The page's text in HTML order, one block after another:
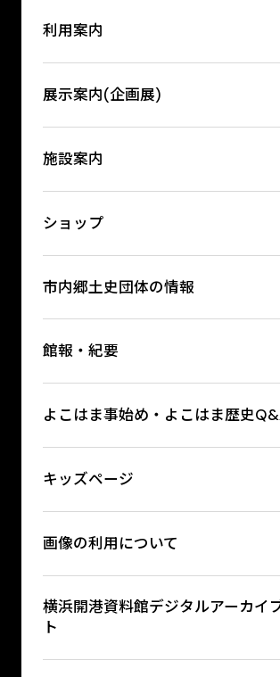
利用案内
展示案内(企画展)
施設案内
ショップ
市内郷土史団体の情報
館報・紀要
よこはま事始め・よこはま歴史
キッズページ
画像の利用について
横浜開港資料館デジタルアーカイ
ト